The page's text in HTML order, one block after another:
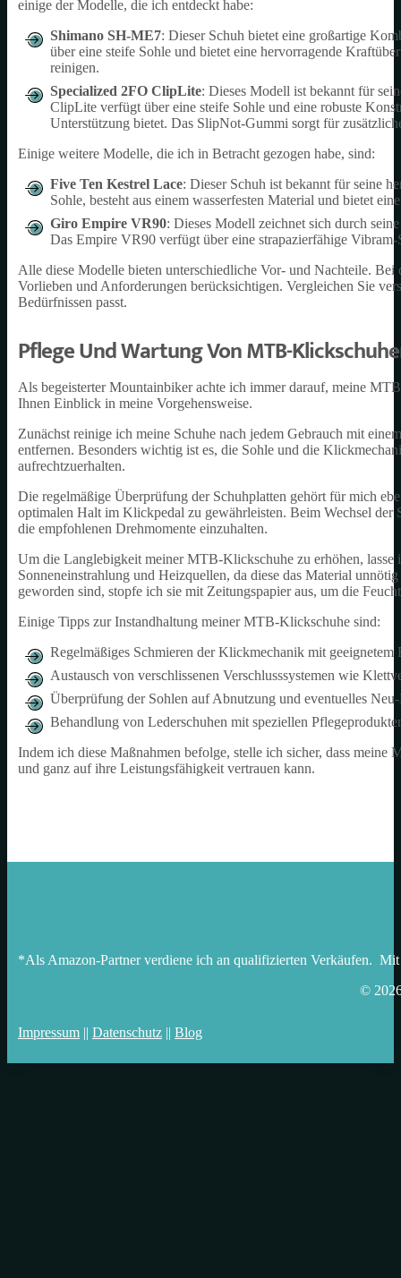
einige der Modelle, die ich entdeckt habe:
Shimano SH-ME7: Dieser Schuh bietet eine großartige
über eine steife Sohle und bietet eine hervorragende
reinigen.
Specialized 2FO ClipLite: Dieses Modell ist bekannt für
ClipLite verfügt über eine steife Sohle und eine robuste
Unterstützung bietet. Das SlipNot-Gummi sorgt für
Einige weitere Modelle, die ich in Betracht gezogen habe, sind:
Five Ten Kestrel Lace: Dieser Schuh ist bekannt für seine
Sohle, besteht aus einem wasserfesten Material und bietet
Giro Empire VR90: Dieses Modell zeichnet sich durch
Das Empire VR90 verfügt über eine strapazierfähige
Alle diese Modelle bieten unterschiedliche Vor- und Nachteile.
Vorlieben und Anforderungen berücksichtigen. Vergleichen Sie
Bedürfnissen passt.
Pflege Und Wartung Von MTB-
Als begeisterter Mountainbiker achte ich immer darauf, meine
Ihnen Einblick in meine Vorgehensweise.
Zunächst reinige ich meine Schuhe nach jedem Gebrauch mit
entfernen. Besonders wichtig ist es, die Sohle und die
aufrechtzuerhalten.
Die regelmäßige Überprüfung der Schuhplatten gehört für mich
optimalen Halt im Klickpedal zu gewährleisten. Beim Wechsel der
die empfohlenen Drehmomente einzuhalten.
Um die Langlebigkeit meiner MTB-Klickschuhe zu erhöhen,
Sonneneinstrahlung und Heizquellen, da diese das Material
geworden sind, stopfe ich sie mit Zeitungspapier aus, um die
Einige Tipps zur Instandhaltung meiner MTB-Klickschuhe sind:
Regelmäßiges Schmieren der Klickmechanik mit geeignetem
Austausch von verschlissenen Verschlusssystemen wie
Überprüfung der Sohlen auf Abnutzung und eventuelles
Behandlung von Lederschuhen mit speziellen
Indem ich diese Maßnahmen befolge, stelle ich sicher, dass
und ganz auf ihre Leistungsfähigkeit vertrauen kann.
*Als Amazon-Partner verdiene ich an qualifizierten Verkäufen.
©
Impressum || Datenschutz || Blog